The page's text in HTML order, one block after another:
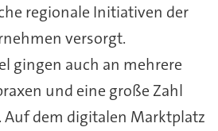
regionale Initiativen der
versorgt.
gingen auch an mehrere
und eine große Zahl
Auf dem digitalen Marktplatz